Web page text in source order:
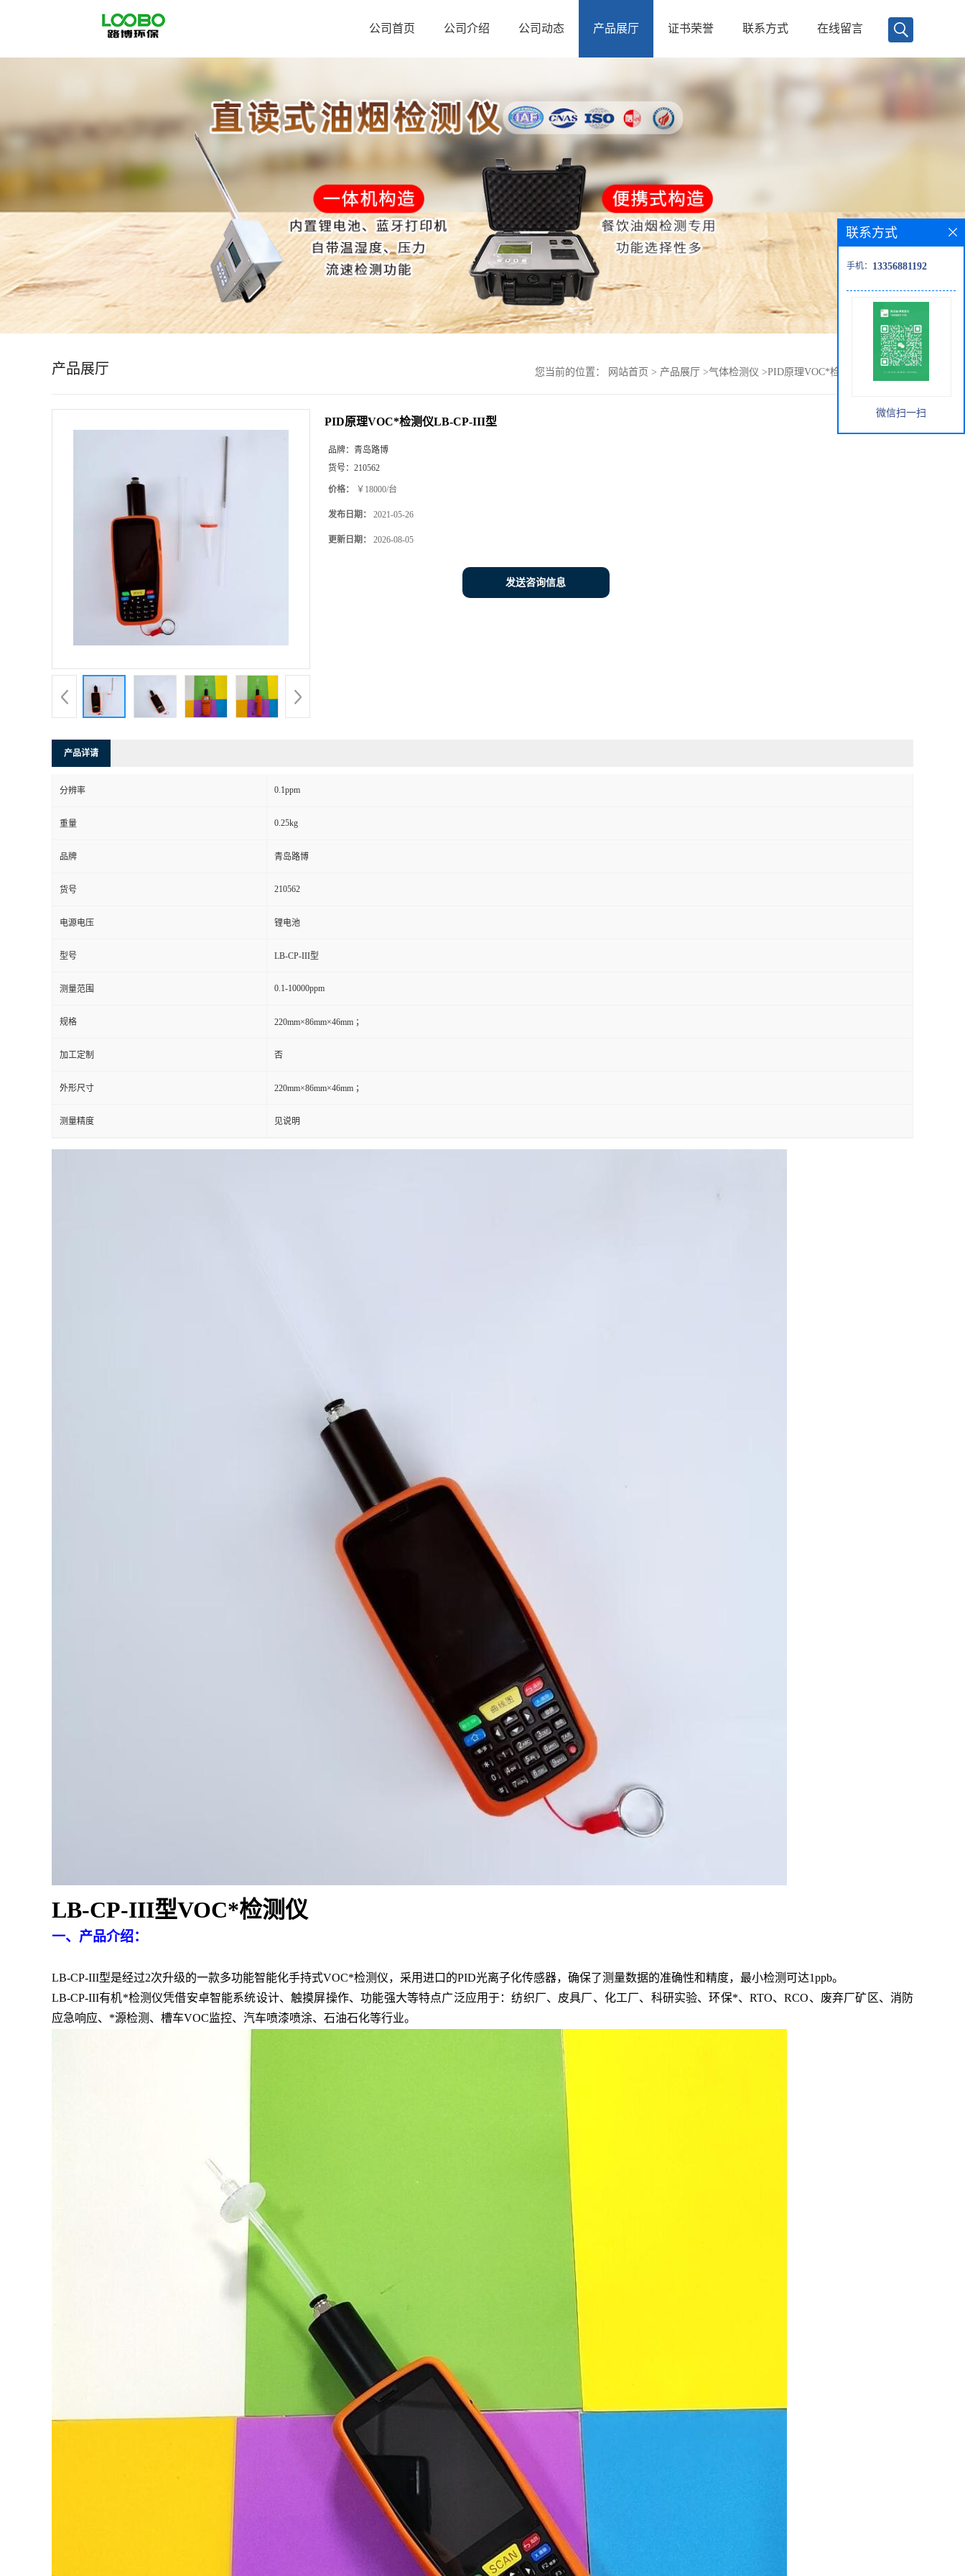
首
介
公司首页 公司介绍 公司动态 产品展厅 证书荣誉 联系方式 在线留言
产品展厅 您当前的位置： 网站首页 > 产品展厅 >气体检测仪 >PID原理VOC*检测仪LB-CP-III型
PID原理VOC*检测仪LB-CP-III型
品牌： 青岛路博
货号： 210562
价格： ￥18000/台
发布日期： 2021-05-26
更新日期： 2026-08-05
发送咨询信息
产品详请
分辨率 0.1ppm
重量 0.25kg
品牌 青岛路博
货号 210562
电源电压 锂电池
型号 LB-CP-III型
测量范围 0.1-10000ppm
规格 220mm×86mm×46mm ；
加工定制 否
外形尺寸 220mm×86mm×46mm ；
测量精度 见说明
LB-CP-III型VOC*检测仪
一、产品介绍：
LB-CP-III型是经过2次升级的一款多功能智能化手持式VOC*检测仪，采用进口的PID光离子化传感器，确保了测量数据的准确性和精度，最小检测可达1ppb。
LB-CP-III有机*检测仪凭借安卓智能系统设计、触摸屏操作、功能强大等特点广泛应用于：纺织厂、皮具厂、化工厂、 科研实验、环保*、RTO、RCO、 废弃厂矿区、消防
应急响应、*源检测、槽车VOC监控、汽车喷漆喷涂、石油石化等行业。
联系方式
手机： 13356881192
微信扫一扫